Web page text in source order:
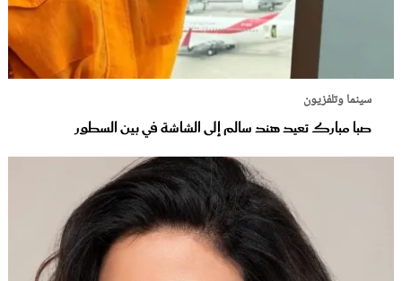
سينما وتلفزيون
صبا مبارك تعيد هند سالم إلى الشاشة في بين السطور